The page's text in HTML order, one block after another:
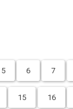
5 6 7
15 16